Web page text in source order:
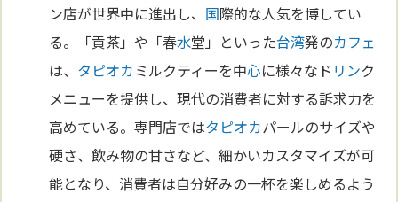
ン店が世界中に進出し、 国際的な人気を博してい
る。「貢茶」や「春水堂」といった台湾発のカフェ
は、 タピオカミルクティーを中心に様々なド リンク
メニューを提供し、現代の消費者に対する訴求力を
高めている。専門店ではタピオカパールのサイズや
硬さ、飲み物の甘さなど、細かいカスタマイズが可
能となり、消費者は自分好みの一杯を楽しめるよう